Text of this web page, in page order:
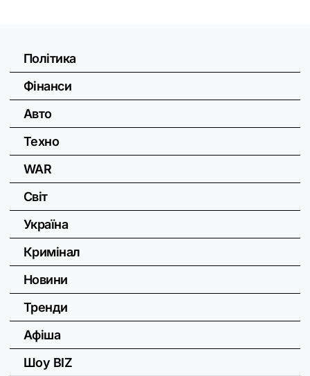
Політика
Фінанси
Авто
Техно
WAR
Світ
Україна
Кримінал
Новини
Тренди
Афіша
Шоу BIZ